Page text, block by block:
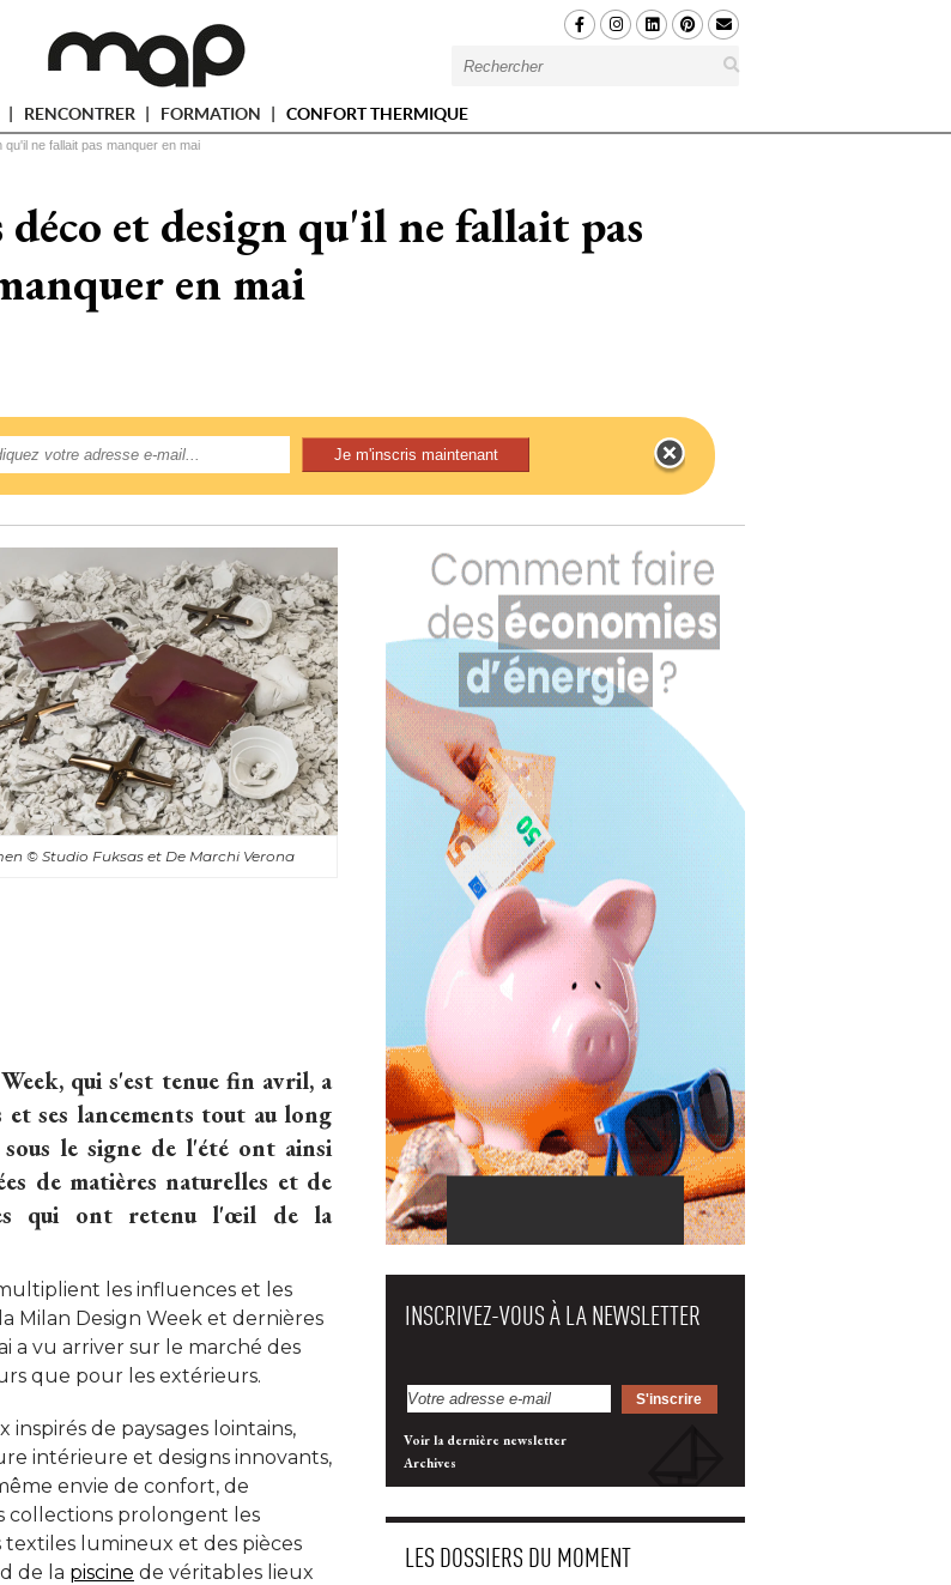
RENCONTRER FORMATION CONFORT THERMIQUE
ne fallait pas manquer en mai
déco et design qu'il ne fallait pas
en mai
© Studio Fuksas et De Marchi Verona
qui s'est tenue fin avril, a
ses lancements tout au long
le signe de l'été ont ainsi
de matières naturelles et de
qui ont retenu l'œil de la
les influences et les
Milan Design Week et dernières
a vu arriver sur le marché des
que pour les extérieurs.
de paysages lointains,
intérieure et designs innovants,
envie de confort, de
collections prolongent les
textiles lumineux et des pièces
de la piscine de véritables lieux
INSCRIVEZ-VOUS À LA NEWSLETTER
Voir la dernière newsletter
Archives
LES DOSSIERS DU MOMENT